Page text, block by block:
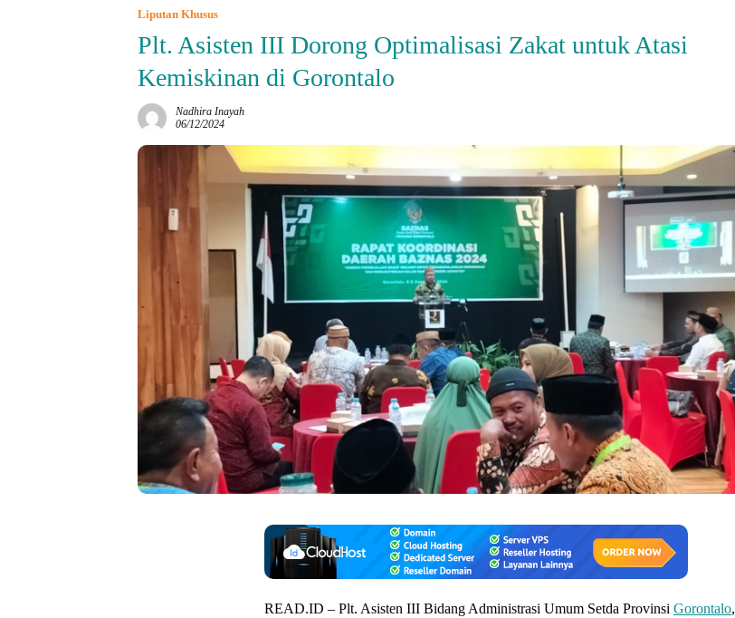
Liputan Khusus
Plt. Asisten III Dorong Optimalisasi Zakat untuk Atasi
Kemiskinan di Gorontalo
Nadhira Inayah
06/12/2024
READ.ID – Plt. Asisten III Bidang Administrasi Umum Setda Provinsi Gorontalo,